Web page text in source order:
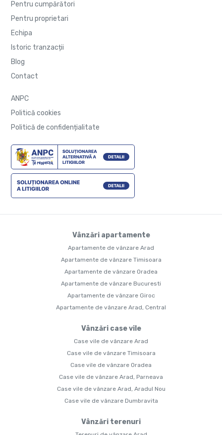
Pentru cumpărători
Pentru proprietari
Echipa
Istoric tranzacții
Blog
Contact
ANPC
Politică cookies
Politică de confidențialitate
Vânzări apartamente
Apartamente de vânzare Arad
Apartamente de vânzare Timisoara
Apartamente de vânzare Oradea
Apartamente de vânzare Bucuresti
Apartamente de vânzare Giroc
Apartamente de vânzare Arad, Central
Vânzări case vile
Case vile de vânzare Arad
Case vile de vânzare Timisoara
Case vile de vânzare Oradea
Case vile de vânzare Arad, Parneava
Case vile de vânzare Arad, Aradul Nou
Case vile de vânzare Dumbravita
Vânzări terenuri